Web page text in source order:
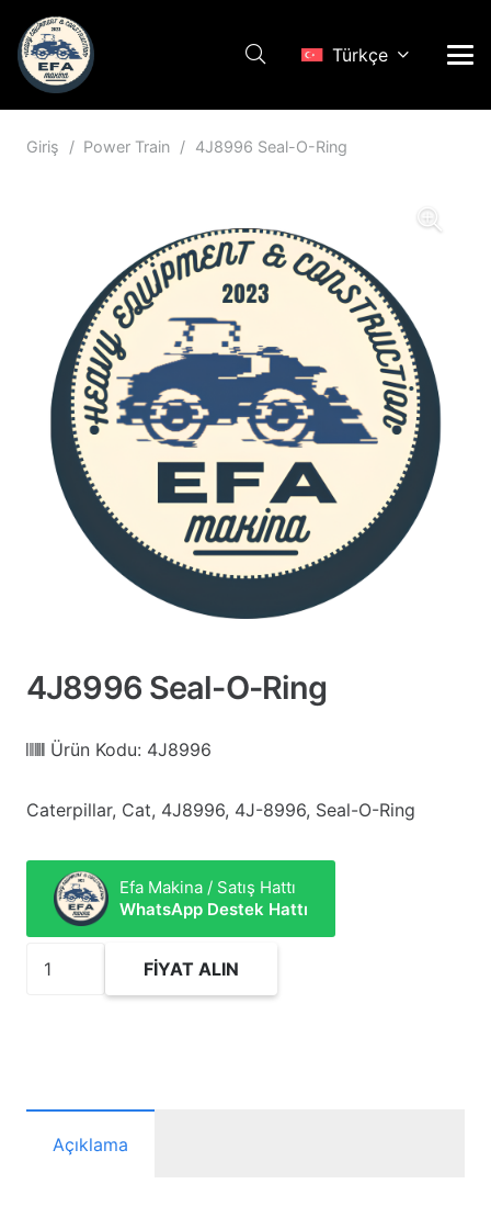
Türkçe
Giriş / Power Train / 4J8996 Seal-O-Ring
4J8996 Seal-O-Ring
Ürün Kodu: 4J8996
Caterpillar, Cat, 4J8996, 4J-8996, Seal-O-Ring
Efa Makina / Satış Hattı
WhatsApp Destek Hattı
4J8996
FIYAT ALIN
Açıklama